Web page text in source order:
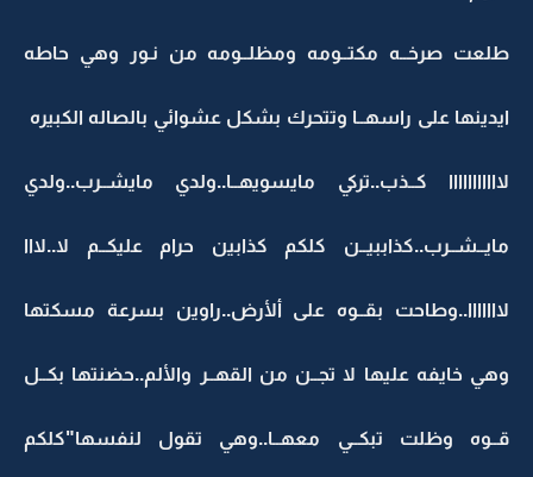
طلعت صرخــه مكتــومه ومظلــومه من نـور وهي حاطه
ايدينها على راسهــا وتتحرك بشكل عشوائي بالصاله الكبيره
لااااااااااا كــذب..تركي مايسويهــا..ولدي مايشــرب..ولدي
مايــشــرب..كذاببيــن كلكم كذابين حرام عليكــم لا..لااا
لااااااا..وطاحت بقــوه على ألأرض..راوين بسرعة مسكتها
وهي خايفه عليها لا تجــن من القهــر والألم..حضنتها بكــل
قــوه وظلت تبكــي معهــا..وهي تقول لنفسها"كلكم